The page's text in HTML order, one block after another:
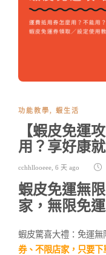
功能教學, 蝦生活
【蝦皮免運
用？享好康
cchhllooeee 6 天 ago
蝦皮免運無
家，無限免
蝦皮驚喜大禮：免運無
券、不限店家，只要